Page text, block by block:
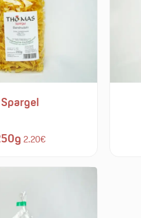
Spargel
2.20€